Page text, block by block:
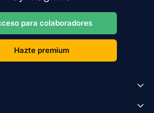
para colaboradores
Hazte premium